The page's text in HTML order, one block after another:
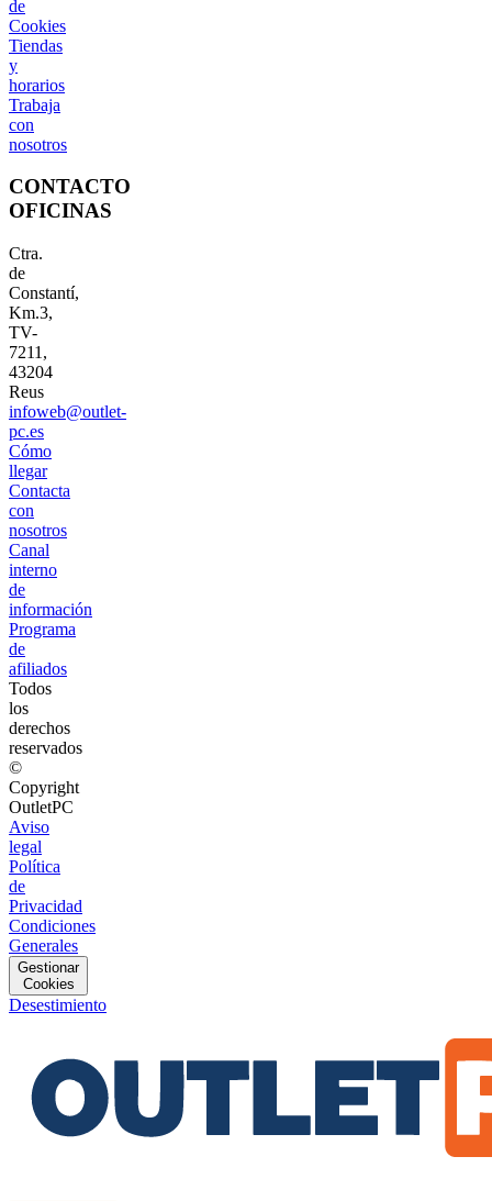
de
Cookies
Tiendas
y
horarios
Trabaja
con
nosotros
CONTACTO
OFICINAS
Ctra.
de
Constantí,
Km.3,
TV-
7211,
43204
Reus
infoweb@outlet-
pc.es
Cómo
llegar
Contacta
con
nosotros
Canal
interno
de
información
Programa
de
afiliados
Todos
los
derechos
reservados
©
Copyright
OutletPC
Aviso
legal
Política
de
Privacidad
Condiciones
Generales
Gestionar
Cookies
Desestimiento